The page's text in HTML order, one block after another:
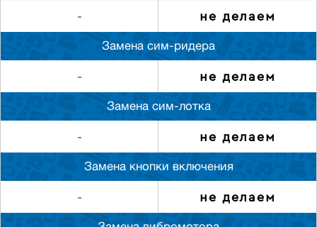
- не делаем
Замена сим-ридера
- не делаем
Замена сим-лотка
- не делаем
Замена кнопки включения
- не делаем